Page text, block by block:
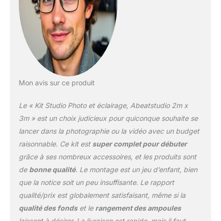
photos claires et vives.
Convient à tout support
d'éclairage avec douille
E27. Fournit un
environnement lumineux
blanc translucide :
ton de la peau et le
contraste. 2x 33"/84cm
Black&Silver Umbrella :
idéal pour éliminer la
chaleur d'un objet ou
d'un sujet, la face interne
argentée peut minimiser
la perte de lumière et
maximiser la diffusion de
la lumière. La face interne
Mon avis sur ce produit
Le « Kit Studio Photo et éclairage, Abeatstudio 2m x
3m » est un choix judicieux pour quiconque souhaite se
lancer dans la photographie ou la vidéo avec un budget
raisonnable. Ce kit est super complet pour débuter
grâce à ses nombreux accessoires, et les produits sont
de bonne qualité. Le montage est un jeu d’enfant, bien
que la notice soit un peu insuffisante. Le rapport
qualité/prix est globalement satisfaisant, même si la
qualité des fondset le rangement des ampoules